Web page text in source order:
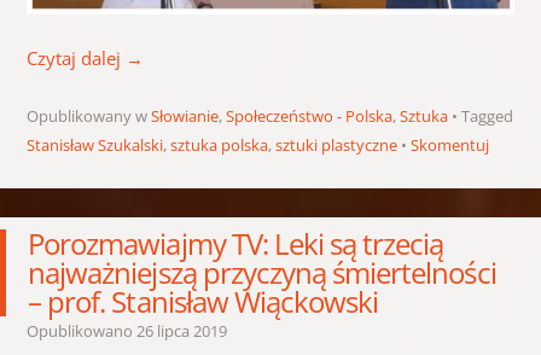
Czytaj dalej →
Opublikowany wSłowianie,Społeczeństwo - Polska,Sztuka
Tagged
Stanisław Szukalski,sztuka polska,sztuki plastyczne Skomentuj
Porozmawiajmy TV: Leki są trzecią
najważniejszą przyczyną śmiertelności
– prof. Stanisław Wiąckowski
Opublikowano 26 lipca 2019